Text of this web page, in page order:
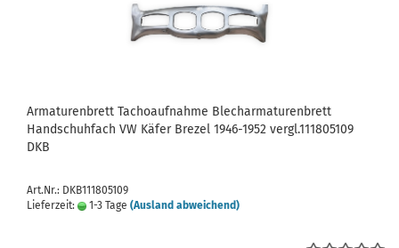
Armaturenbrett Tachoaufnahme Blecharmaturenbrett
Handschuhfach VW Käfer Brezel 1946-1952 vergl.111805109
DKB
Art.Nr.: DKB111805109
Lieferzeit:
1-3 Tage (Ausland abweichend)